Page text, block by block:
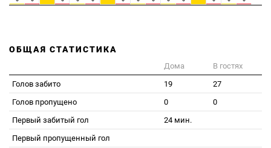
ОБЩАЯ СТАТИСТИКА
Дома
В гостях
Голов забито
19
27
Голов пропущено
0
0
Первый забитый гол
24 мин.
Первый пропущенный гол